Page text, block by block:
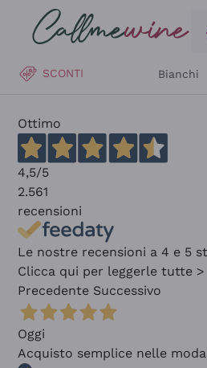
Salta al contenuto principale
SCONTI Bianchi
Ottimo
4,5/5
2.561
recensioni
Le nostre recensioni a 4 e 5
Clicca qui per leggerle tutte >
Precedente Successivo
Oggi
Acquisto semplice nelle